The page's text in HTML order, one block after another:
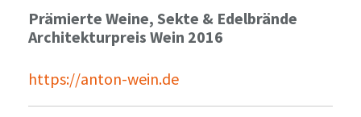
Prämierte Weine, Sekte & Edelbrände
Architekturpreis Wein 2016
https://anton-wein.de